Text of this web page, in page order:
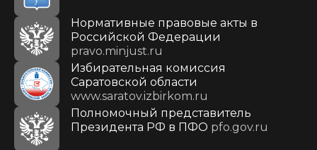
Нормативные правовые акты в
Российской Федерации
pravo.minjust.ru
Избирательная комиссия
Саратовской области
www.saratov.izbirkom.ru
Полномочный представитель
Президента РФ в ПФО pfo.gov.ru